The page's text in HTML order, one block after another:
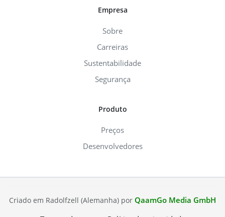
Empresa
Sobre
Carreiras
Sustentabilidade
Segurança
Produto
Preços
Desenvolvedores
Criado em Radolfzell (Alemanha) por QaamGo Media GmbH